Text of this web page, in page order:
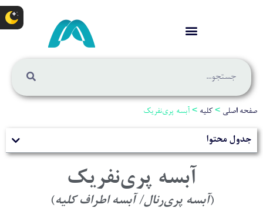
صفحه اصلی > کلیه > آبسه پری‌نفریک
جدول محتوا
آبسه پری‌نفریک
(آبسه پری‌رنال/ آبسه اطراف کلیه)